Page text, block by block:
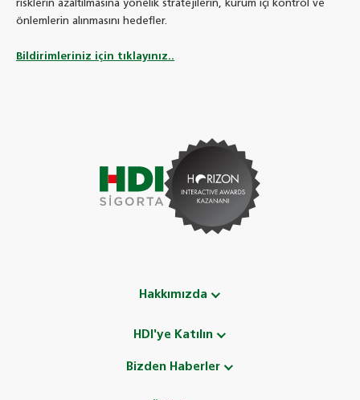
risklerin azaltılmasına yönelik stratejilerin, kurum içi kontrol ve
önlemlerin alınmasını hedefler.
Bildirimleriniz için tıklayınız..
Hakkımızda
HDI'ye Katılın
Bizden Haberler